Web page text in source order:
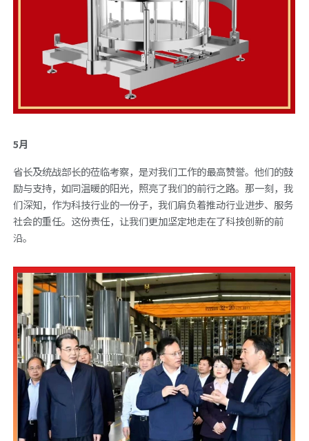
5月
省长及统战部长的莅临考察，是对我们工作的最高赞誉。他们的鼓
励与支持，如同温暖的阳光，照亮了我们的前行之路。那一刻，我
们深知，作为科技行业的一份子，我们肩负着推动行业进步、服务
社会的重任。这份责任，让我们更加坚定地走在了科技创新的前
沿。